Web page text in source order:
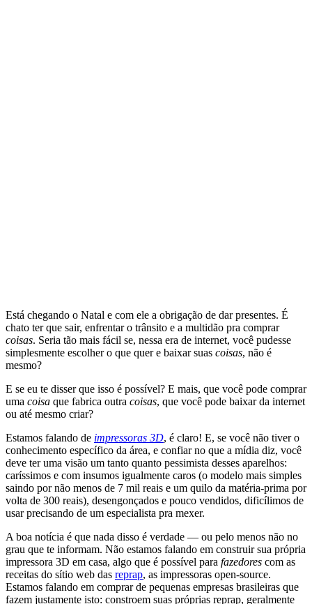
Está chegando o Natal e com ele a obrigação de dar presentes. É
chato ter que sair, enfrentar o trânsito e a multidão pra comprar
coisas. Seria tão mais fácil se, nessa era de internet, você pudesse
simplesmente escolher o que quer e baixar suas coisas, não é
mesmo?
E se eu te disser que isso é possível? E mais, que você pode comprar
uma coisa que fabrica outra coisas, que você pode baixar da internet
ou até mesmo criar?
Estamos falando de impressoras 3D, é claro! E, se você não tiver o
conhecimento específico da área, e confiar no que a mídia diz, você
deve ter uma visão um tanto quanto pessimista desses aparelhos:
caríssimos e com insumos igualmente caros (o modelo mais simples
saindo por não menos de 7 mil reais e um quilo da matéria-prima por
volta de 300 reais), desengonçados e pouco vendidos, dificílimos de
usar precisando de um especialista pra mexer.
A boa notícia é que nada disso é verdade — ou pelo menos não no
grau que te informam. Não estamos falando em construir sua própria
impressora 3D em casa, algo que é possível para fazedores com as
receitas do sítio web das reprap, as impressoras open-source.
Estamos falando em comprar de pequenas empresas brasileiras que
fazem justamente isto: constroem suas próprias reprap, geralmente